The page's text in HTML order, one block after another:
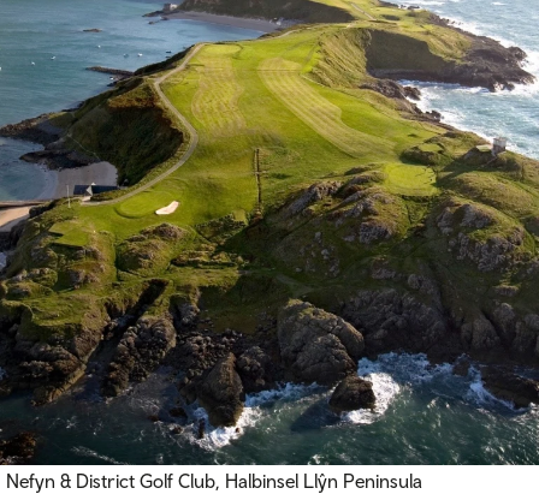
Nefyn & District Golf Club, Halbinsel Llŷn Peninsula